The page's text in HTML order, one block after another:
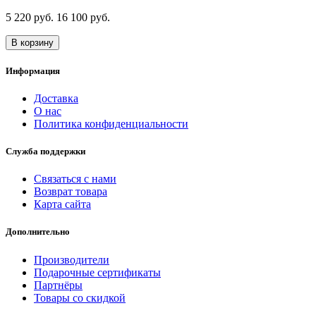
5 220 руб. 16 100 руб.
В корзину
Информация
Доставка
О нас
Политика конфиденциальности
Служба поддержки
Связаться с нами
Возврат товара
Карта сайта
Дополнительно
Производители
Подарочные сертификаты
Партнёры
Товары со скидкой